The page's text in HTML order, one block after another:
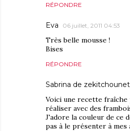
RÉPONDRE
Eva 06 juillet, 2011 04:53
Très belle mousse !
Bises
RÉPONDRE
Sabrina de
Voici une recette fraîche
réaliser avec des
J'adore la couleur de ce
pas à le présenter à mes